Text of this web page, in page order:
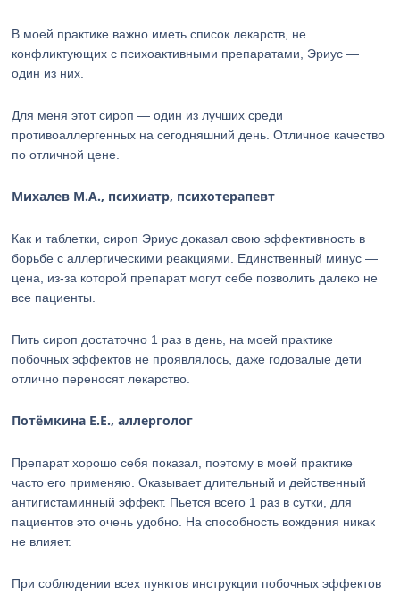
В моей практике важно иметь список лекарств, не
конфликтующих с психоактивными препаратами, Эриус —
один из них.
Для меня этот сироп — один из лучших среди
противоаллергенных на сегодняшний день. Отличное качество
по отличной цене.
Михалев М.А., психиатр, психотерапевт
Как и таблетки, сироп Эриус доказал свою эффективность в
борьбе с аллергическими реакциями. Единственный минус —
цена, из-за которой препарат могут себе позволить далеко не
все пациенты.
Пить сироп достаточно 1 раз в день, на моей практике
побочных эффектов не проявлялось, даже годовалые дети
отлично переносят лекарство.
Потёмкина Е.Е., аллерголог
Препарат хорошо себя показал, поэтому в моей практике
часто его применяю. Оказывает длительный и действенный
антигистаминный эффект. Пьется всего 1 раз в сутки, для
пациентов это очень удобно. На способность вождения никак
не влияет.
При соблюдении всех пунктов инструкции побочных эффектов